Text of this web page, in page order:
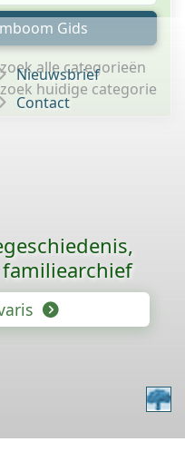
Gids
alle categorieën
huidige categorie
Nieuwsbrief
Contact